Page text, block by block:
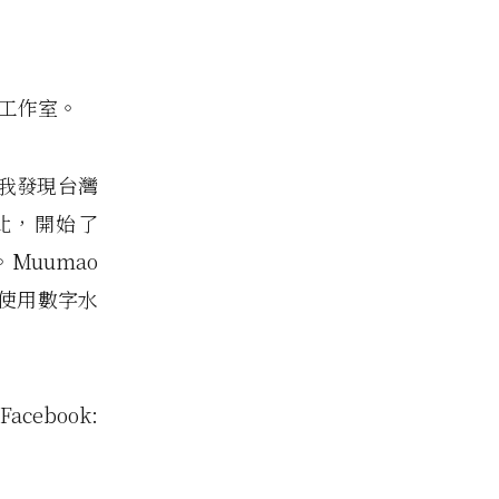
作室。
發現台灣
，開始了
Muumao
用數字水